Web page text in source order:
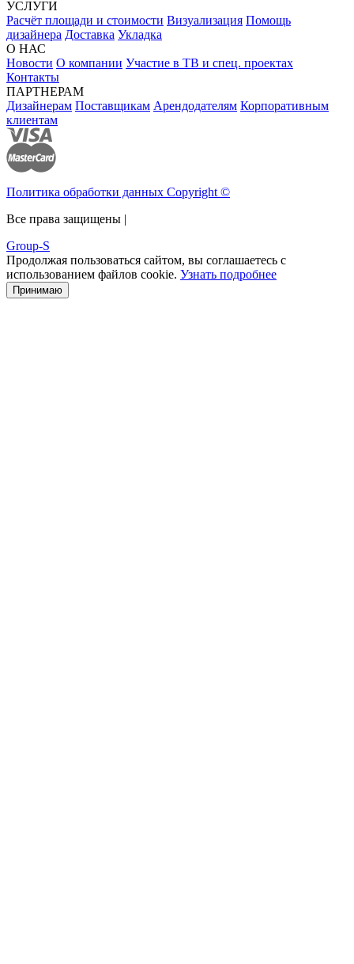
УСЛУГИ
Расчёт площади и стоимости Визуализация Помощь
дизайнера Доставка Укладка
О НАС
Новости О компании Участие в ТВ и спец. проектах
Контакты
ПАРТНЕРАМ
Дизайнерам Поставщикам Арендодателям Корпоративным
клиентам
Политика обработки данных Copyright ©
Все права защищены |
Group-S
Продолжая пользоваться сайтом, вы соглашаетесь с
использованием файлов cookie. Узнать подробнее
Принимаю